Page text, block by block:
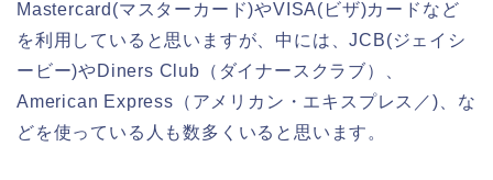
Mastercard(マスターカード)やVISA(ビザ)カードなど
を利用していると思いますが、中には、JCB(ジェイシ
ービー)やDiners Club（ダイナースクラブ）、
American Express（アメリカン・エキスプレス／)、な
どを使っている人も数多くいると思います。